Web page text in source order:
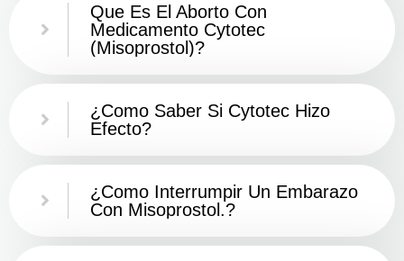
Que Es El Aborto Con
Medicamento Cytotec
(misoprostol)?
¿Como Saber Si Cytotec Hizo
Efecto?
¿como Interrumpir Un Embarazo
Con Misoprostol.?